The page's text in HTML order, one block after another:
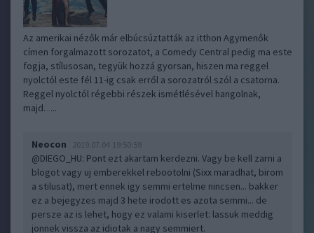
Az amerikai nézők már elbúcsúztatták az itthon Agymenők
címen forgalmazott sorozatot, a Comedy Central pedig ma este
fogja, stílusosan, tegyük hozzá gyorsan, hiszen ma reggel
nyolctól este fél 11-ig csak erről a sorozatról szól a csatorna.
Reggel nyolctól régebbi részek ismétlésével hangolnak,
majd…..
Neocon 2019.07.04 19:50:59
@DIEGO_HU: Pont ezt akartam kerdezni. Vagy be kell zarni a
blogot vagy uj emberekkel rebootolni (Sixx maradhat, birom
a stilusat), mert ennek igy semmi ertelme nincsen... bakker
ez a bejegyzes majd 3 hete irodott es azota semmi... de
persze az is lehet, hogy ez valami kiserlet: lassuk meddig
jonnek vissza az idiotak a nagy semmiert.